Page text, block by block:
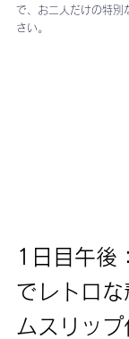
で、お二人だけの特別
さい。
1日目午後
でレトロな
ムスリップ